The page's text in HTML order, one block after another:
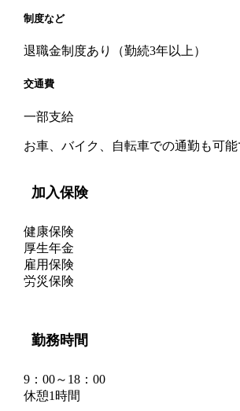
制度など
退職金制度あり（勤続3年以上）
交通費
一部支給
お車、バイク、自転車での通勤も可能
加入保険
健康保険
厚生年金
雇用保険
労災保険
勤務時間
9：00～18：00
休憩1時間